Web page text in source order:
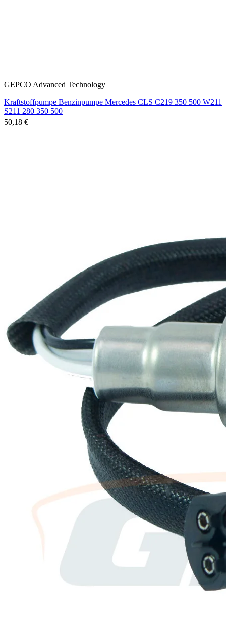
GEPCO Advanced Technology
Kraftstoffpumpe Benzinpumpe Mercedes CLS C219 350 500 W211
S211 280 350 500
50,18 €